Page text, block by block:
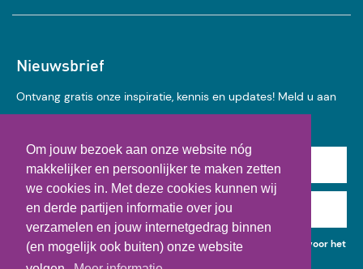
Om jouw bezoek aan onze website nóg
makkelijker en persoonlijker te maken zetten
we cookies in. Met deze cookies kunnen wij
en derde partijen informatie over jou
verzamelen en jouw internetgedrag binnen
(en mogelijk ook buiten) onze website
Nieuwsbrief
Ontvang gratis onze inspiratie, kennis en updates! Meld u aan
Achternaam
E-mail
Ik geef toestemming voor het gebruik van mijn gegevens voor het
ontvangen van kennisupdates, events en nieuws.